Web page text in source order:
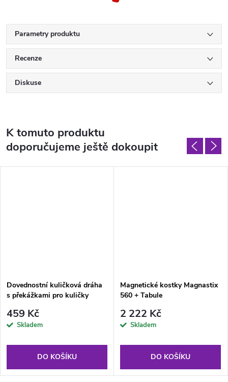
Parametry produktu
Recenze
Diskuse
K tomuto produktu
doporučujeme ještě dokoupit
Dovednostní kuličková dráha
s překážkami pro kuličky
459 Kč
Skladem
DO KOŠÍKU
Magnetické kostky Magnastix
560 + Tabule
2 222 Kč
Skladem
DO KOŠÍKU